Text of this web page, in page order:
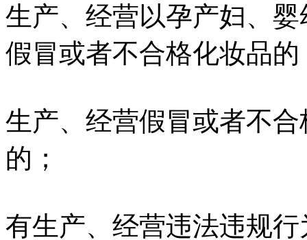
生产、经营以孕产妇、
假冒或者不合格化妆品的
生产、经营假冒或者不
的；
有生产、经营违法违规